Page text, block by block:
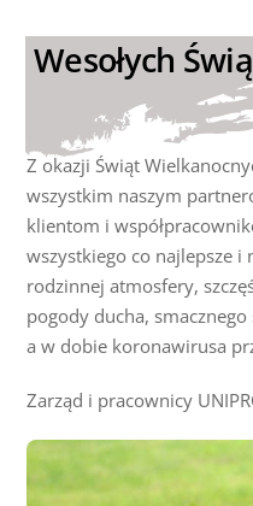
Wesołych
Z okazji Świąt
wszystkim naszym
klientom i
wszystkiego co najlepsze i
rodzinnej atmosfery,
pogody ducha,
a w dobie koronawirusa
Zarząd i pracownicy